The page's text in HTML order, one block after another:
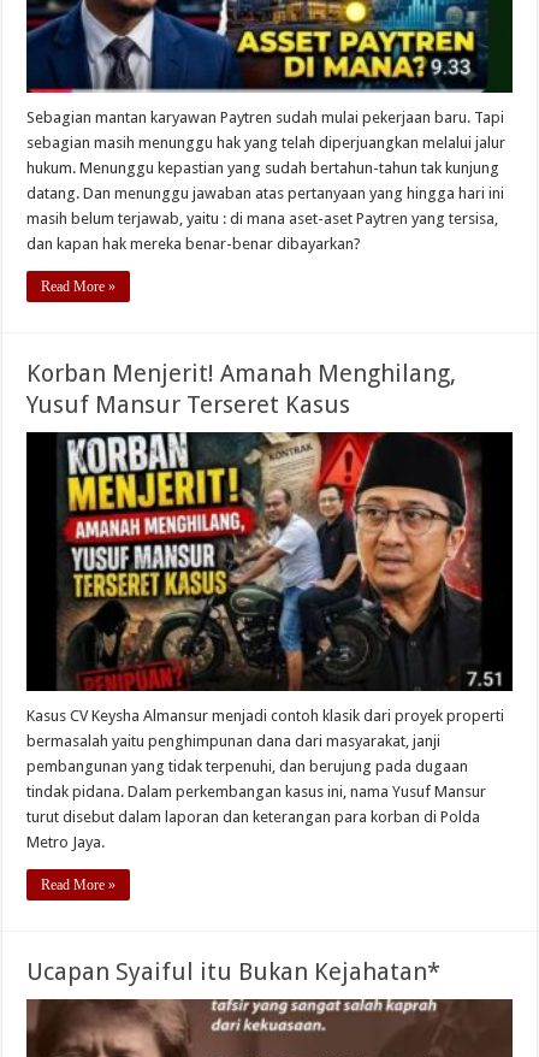
Sebagian mantan karyawan Paytren sudah mulai pekerjaan baru. Tapi
sebagian masih menunggu hak yang telah diperjuangkan melalui jalur
hukum. Menunggu kepastian yang sudah bertahun-tahun tak kunjung
datang. Dan menunggu jawaban atas pertanyaan yang hingga hari ini
masih belum terjawab, yaitu : di mana aset-aset Paytren yang tersisa,
dan kapan hak mereka benar-benar dibayarkan?
Read More »
Korban Menjerit! Amanah Menghilang,
Yusuf Mansur Terseret Kasus
Kasus CV Keysha Almansur menjadi contoh klasik dari proyek properti
bermasalah yaitu penghimpunan dana dari masyarakat, janji
pembangunan yang tidak terpenuhi, dan berujung pada dugaan
tindak pidana. Dalam perkembangan kasus ini, nama Yusuf Mansur
turut disebut dalam laporan dan keterangan para korban di Polda
Metro Jaya.
Read More »
Ucapan Syaiful itu Bukan Kejahatan*